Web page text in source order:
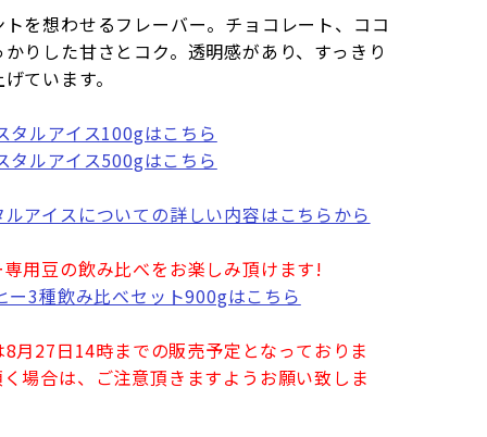
を想わせるフレーバー。チョコレート、ココ
りした甘さとコク。透明感があり、すっきり
ています。
ルアイス100gはこちら
ルアイス500gはこちら
アイスについての詳しい内容はこちらから
用豆の飲み比べをお楽しみ頂けます!
3種飲み比べセット900gはこちら
月27日14時までの販売予定となっておりま
場合は、ご注意頂きますようお願い致しま